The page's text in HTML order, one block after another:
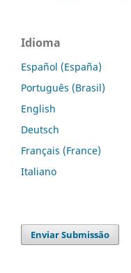
Idioma
Español (España)
Português (Brasil)
English
Deutsch
Français (France)
Italiano
Enviar Submissão